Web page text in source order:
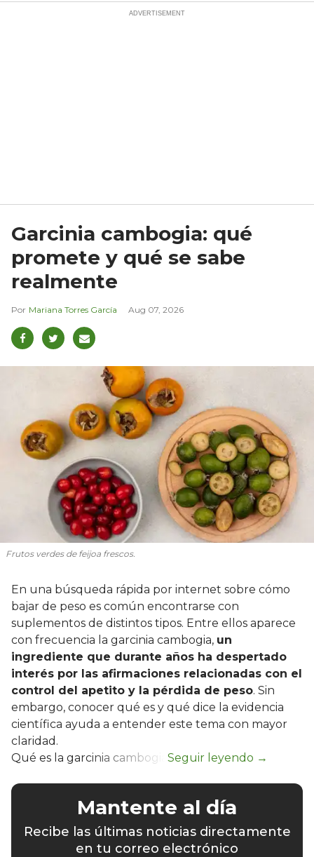
Garcinia cambogia: qué
promete y qué se sabe
realmente
Mariana Torres García Aug 07, 2026
Frutos verdes de feijoa frescos.
En una búsqueda rápida por internet sobre cómo
bajar de peso es común encontrarse con
suplementos de distintos tipos. Entre ellos aparece
con frecuencia la garcinia cambogia, un
ingrediente que durante años ha despertado
interés por las afirmaciones relacionadas con el
control del apetito y la pérdida de peso. Sin
embargo, conocer qué es y qué dice la evidencia
científica ayuda a entender este tema con mayor
claridad.
Qué es la garcinia cambogia
Mantente al día
Recibe las últimas noticias directamente
en tu correo electrónico